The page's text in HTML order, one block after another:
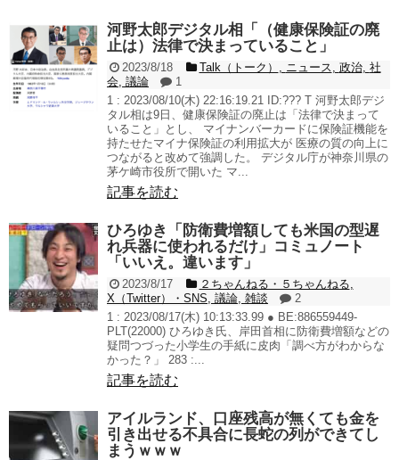
河野太郎デジタル相「（健康保険証の廃
止は）法律で決まっていること」
2023/8/18 Talk（トーク） ニュース 政治, 社
会 議論
1
1 : 2023/08/10(木) 22:16:19.21 ID:??? T 河野太郎デジ
タル相は9日、健康保険証の廃止は「法律で決まって
いること」とし、 マイナンバーカードに保険証機能を
持たせたマイナ保険証の利用拡大が 医療の質の向上に
つながると改めて強調した。 デジタル庁が神奈川県の
茅ケ崎市役所で開いた マ...
記事を読む
ひろゆき「防衛費増額しても米国の型遅
れ兵器に使われるだけ」コミュノート
「いいえ。違います」
2023/8/17 ２ちゃんねる・５ちゃんねる
X（Twitter）・SNS 議論 雑談
2
1 : 2023/08/17(木) 10:13:33.99 ● BE:886559449-
PLT(22000) ひろゆき氏、岸田首相に防衛費増額などの
疑問つづった小学生の手紙に皮肉「調べ方がわからな
かった？」 283 :...
記事を読む
アイルランド、口座残高が無くても金を
引き出せる不具合に長蛇の列ができてし
まうｗｗｗ